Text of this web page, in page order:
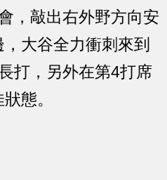
，敲出右外野方向安
大谷全力衝刺來到
打，另外在第4打席
態。